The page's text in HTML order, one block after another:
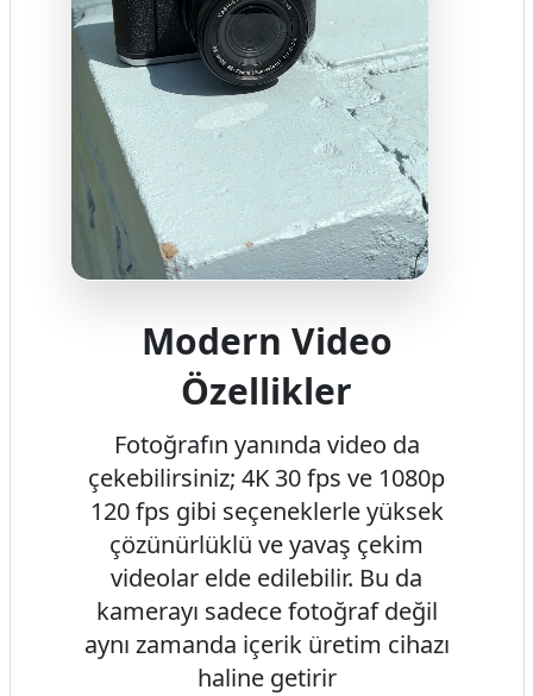
Modern Video
Özellikler
Fotoğrafın yanında video da
çekebilirsiniz; 4K 30 fps ve 1080p
120 fps gibi seçeneklerle yüksek
çözünürlüklü ve yavaş çekim
videolar elde edilebilir. Bu da
kamerayı sadece fotoğraf değil
aynı zamanda içerik üretim cihazı
haline getirir